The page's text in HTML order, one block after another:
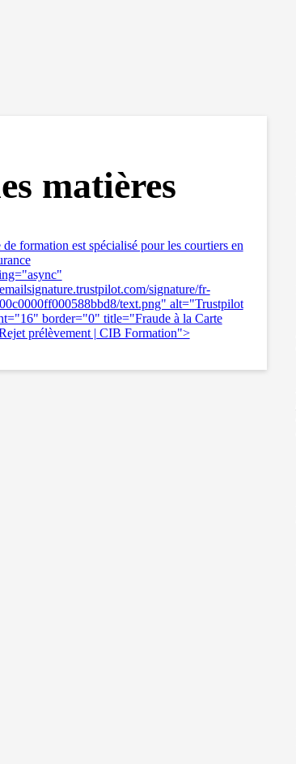
matières
formation est spécialisé pour les courtiers en
signature/fr-
text.png" alt="Trustpilot
border="0" title="Fraude à la Carte
prélèvement | CIB Formation">